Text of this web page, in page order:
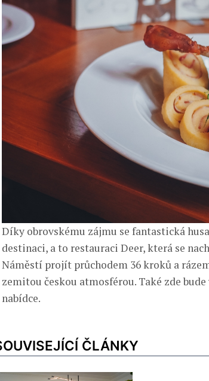
Díky obrovskému zájmu se fantastická
destinaci, a to restauraci Deer, která se
Náměstí projít průchodem 36 kroků a
zemitou českou atmosférou. Také zde
nabídce.
ČLÁNKY